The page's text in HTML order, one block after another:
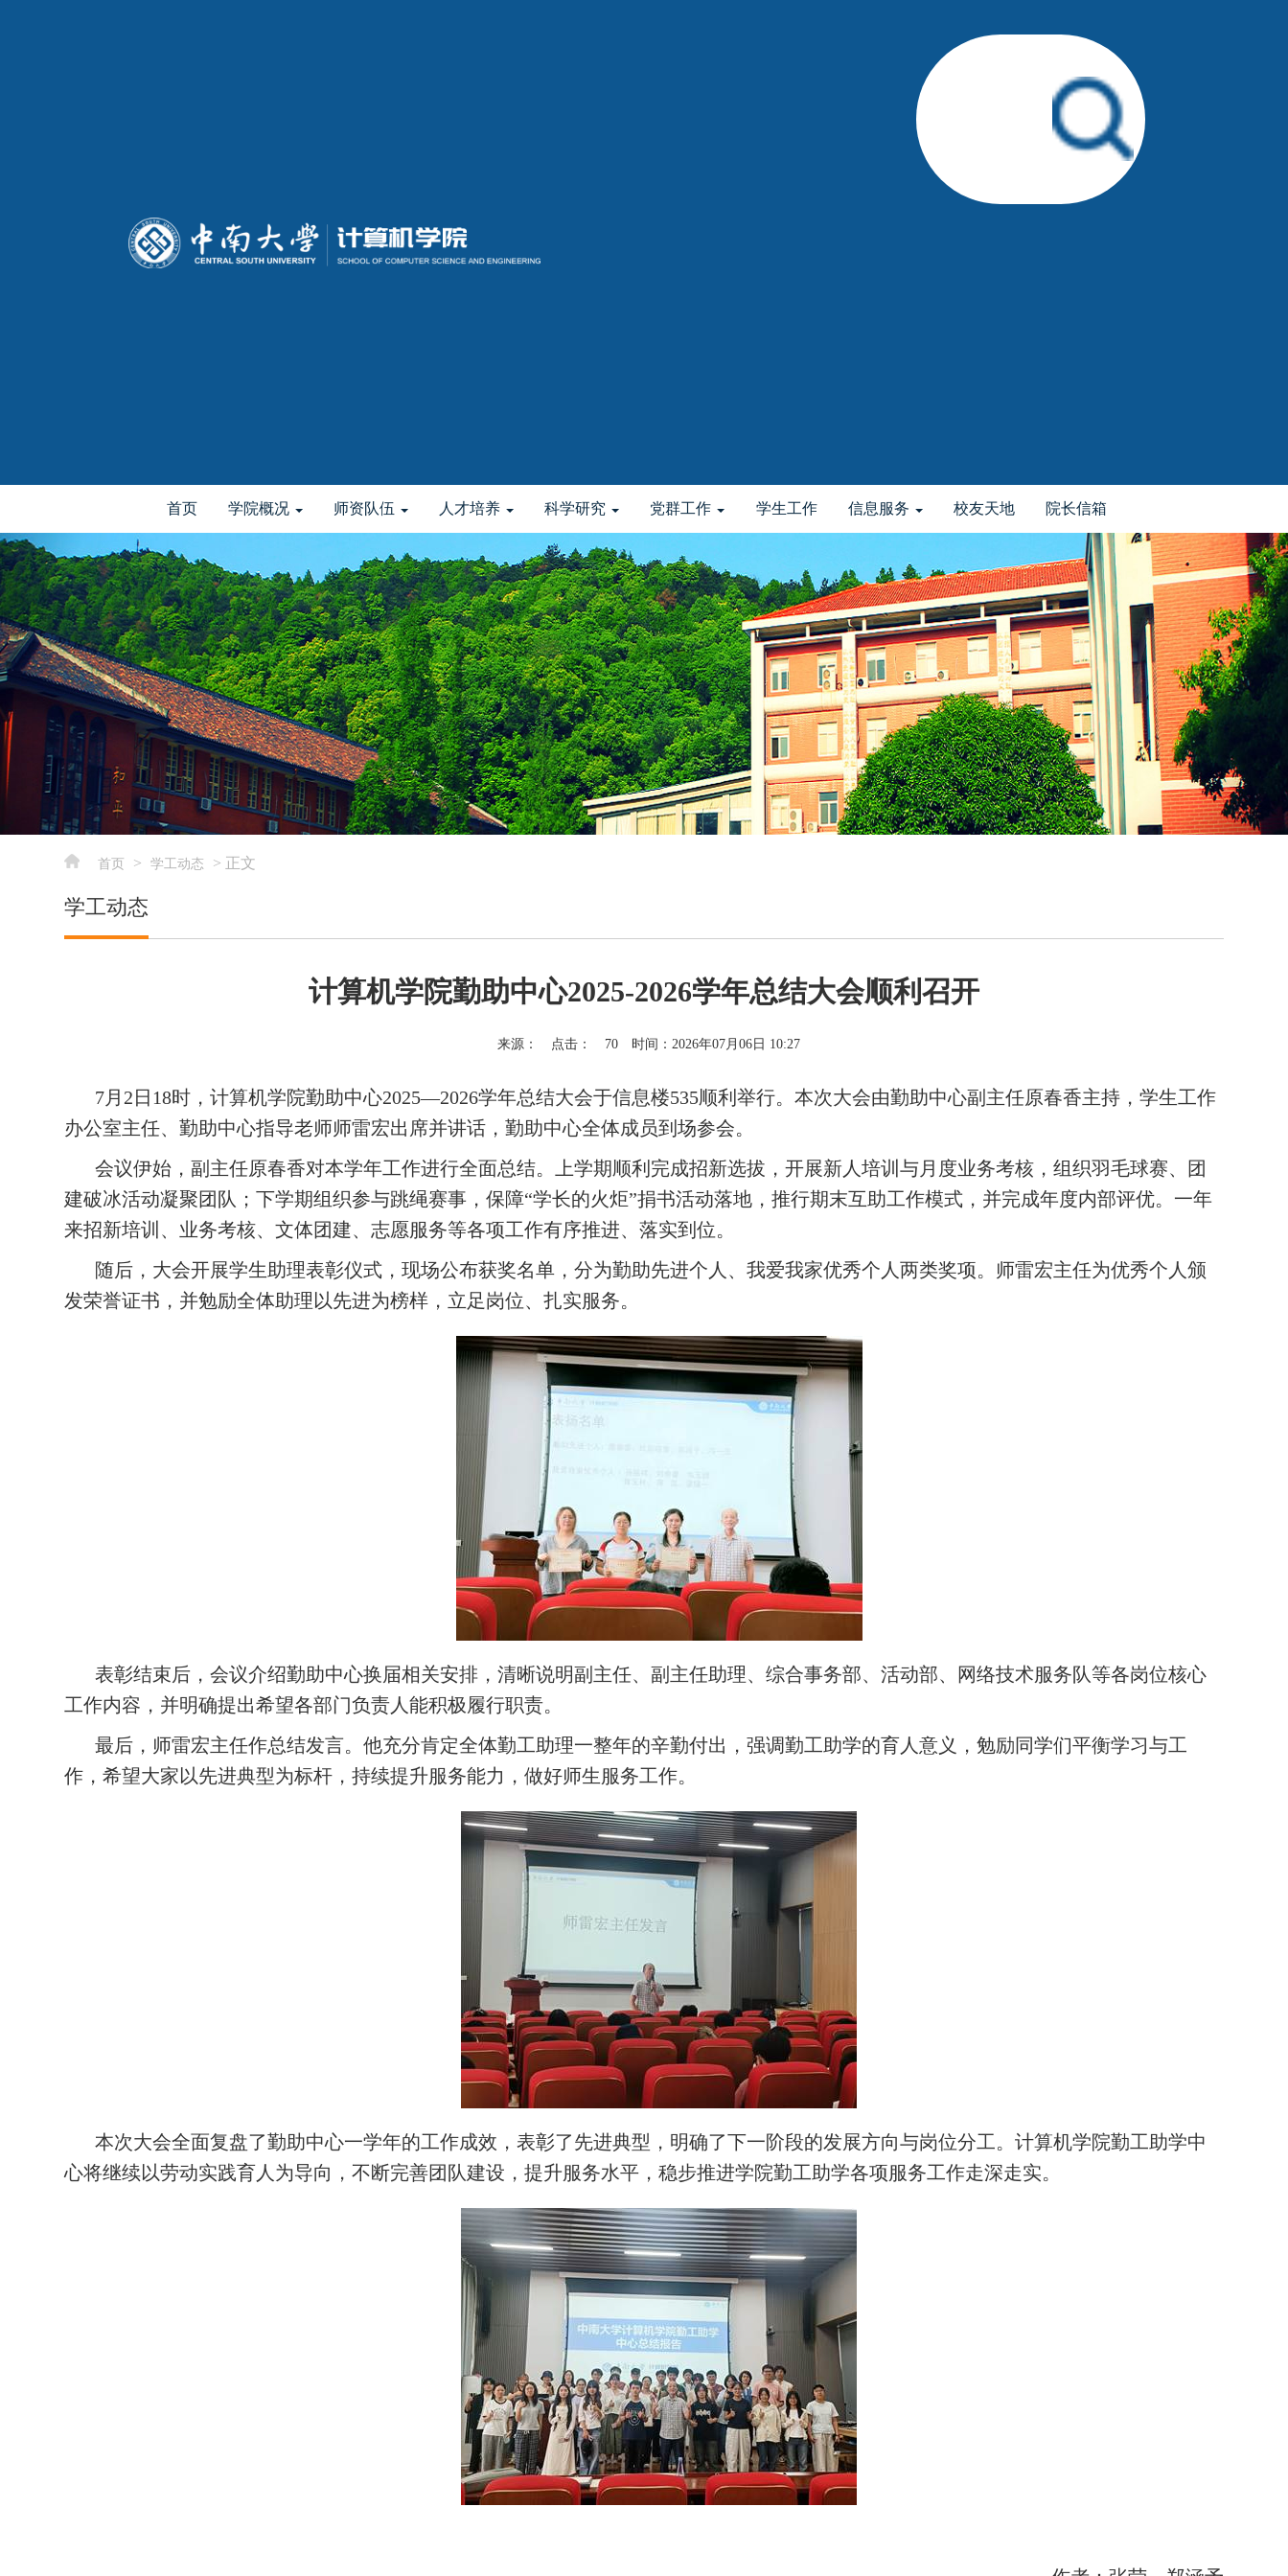
首页 学院概况 师资队伍 人才培养 科学研究 党群工作 学生工作 信息服务 校友天地 院长信箱
elementnameelementnameelementname
首页 > 学工动态 > 正文
学工动态
计算机学院勤助中心2025-2026学年总结大会顺利召开
来源： 点击： 70 时间：2026年07月06日 10:27
7月2日18时，计算机学院勤助中心2025—2026学年总结大会于信息楼535顺利举行。本次大会由勤助中心副主任原春香主持，学生工作
办公室主任、勤助中心指导老师师雷宏出席并讲话，勤助中心全体成员到场参会。
会议伊始，副主任原春香对本学年工作进行全面总结。上学期顺利完成招新选拔，开展新人培训与月度业务考核，组织羽毛球赛、团
建破冰活动凝聚团队；下学期组织参与跳绳赛事，保障“学长的火炬”捐书活动落地，推行期末互助工作模式，并完成年度内部评优。一年
来招新培训、业务考核、文体团建、志愿服务等各项工作有序推进、落实到位。
随后，大会开展学生助理表彰仪式，现场公布获奖名单，分为勤助先进个人、我爱我家优秀个人两类奖项。师雷宏主任为优秀个人颁
发荣誉证书，并勉励全体助理以先进为榜样，立足岗位、扎实服务。
表彰结束后，会议介绍勤助中心换届相关安排，清晰说明副主任、副主任助理、综合事务部、活动部、网络技术服务队等各岗位核心
工作内容，并明确提出希望各部门负责人能积极履行职责。
最后，师雷宏主任作总结发言。他充分肯定全体勤工助理一整年的辛勤付出，强调勤工助学的育人意义，勉励同学们平衡学习与工
作，希望大家以先进典型为标杆，持续提升服务能力，做好师生服务工作。
本次大会全面复盘了勤助中心一学年的工作成效，表彰了先进典型，明确了下一阶段的发展方向与岗位分工。计算机学院勤工助学中
心将继续以劳动实践育人为导向，不断完善团队建设，提升服务水平，稳步推进学院勤工助学各项服务工作走深走实。